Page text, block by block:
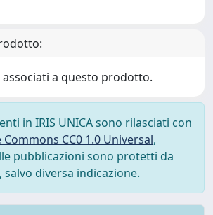
a questo prodotto.
in IRIS UNICA sono rilasciati con
Commons CC0 1.0 Universal,
pubblicazioni sono protetti da
diversa indicazione.